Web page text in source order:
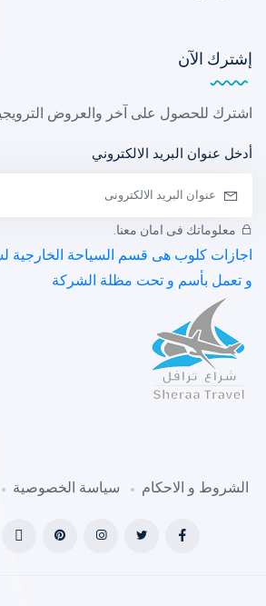
إشترك الآن
اشترك للحصول على آخر والعروض
أدخل عنوان البريد الالكتروني
معلوماتك فى امان معنا.
اجازات كلوب هى قسم السياحة الخارجية
و تعمل بأسم و تحت مظلة الشركة
الشروط و الاحكام سياسة الخصوصية